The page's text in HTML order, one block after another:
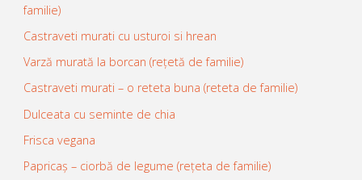
familie)
Castraveti murati cu usturoi si hrean
Varză murată la borcan (rețetă de familie)
Castraveti murati – o reteta buna (reteta de familie)
Dulceata cu seminte de chia
Frisca vegana
Papricaș – ciorbă de legume (rețeta de familie)